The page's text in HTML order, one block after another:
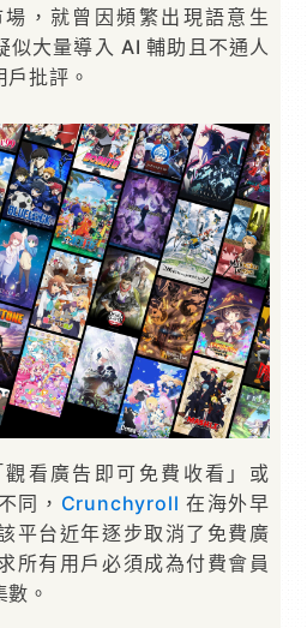
，就曾因頻繁出現語意生
似大量導入 AI 輔助且不通人
批評。
看廣告即可免費收看」或
同， Crunchyroll 在海外早
平台近年逐步取消了免費廣
所有用戶必須成為付費會員
數。